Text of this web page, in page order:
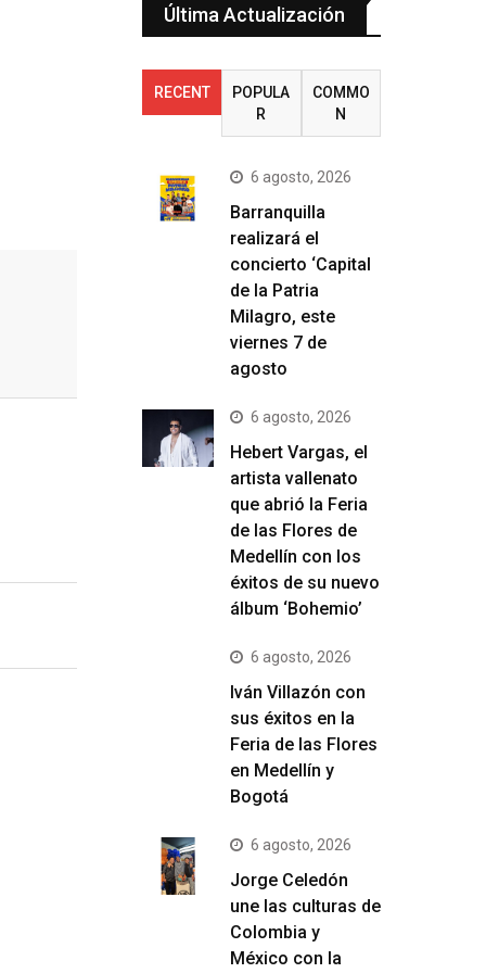
Última Actualización
RECENT
POPULA
R
COMMO
N
6 agosto, 2026
Barranquilla
realizará el
concierto ‘Capital
de la Patria
Milagro, este
viernes 7 de
agosto
6 agosto, 2026
Hebert Vargas, el
artista vallenato
que abrió la Feria
de las Flores de
Medellín con los
éxitos de su nuevo
álbum ‘Bohemio’
6 agosto, 2026
Iván Villazón con
sus éxitos en la
Feria de las Flores
en Medellín y
Bogotá
6 agosto, 2026
Jorge Celedón
une las culturas de
Colombia y
México con la